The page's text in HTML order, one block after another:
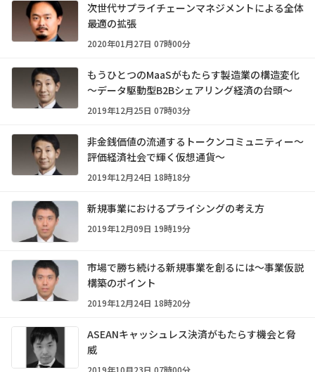
次世代サプライチェーンマネジメントによる全体
最適の拡張
2020年01月27日 07時00分
もうひとつのMaaSがもたらす製造業の構造変化
～データ駆動型B2Bシェアリング経済の台頭～
2019年12月25日 07時03分
非金銭価値の流通するトークンコミュニティー～
評価経済社会で輝く仮想通貨～
2019年12月24日 18時18分
新規事業におけるプライシングの考え方
2019年12月09日 19時19分
市場で勝ち続ける新規事業を創るには～事業仮説
構築のポイント
2019年12月24日 18時20分
ASEANキャッシュレス決済がもたらす機会と脅
威
2019年10月23日 07時00分